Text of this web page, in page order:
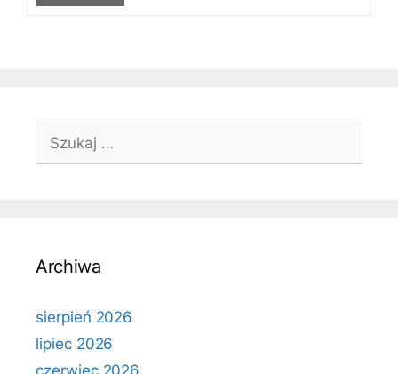
Szukaj:
Archiwa
sierpień 2026
lipiec 2026
czerwiec 2026